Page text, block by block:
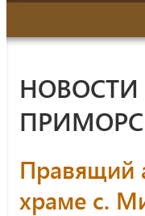
Правящий
храме с.